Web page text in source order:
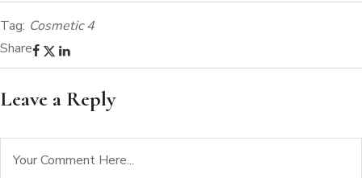
Tag: Cosmetic 4
Share
Leave a Reply